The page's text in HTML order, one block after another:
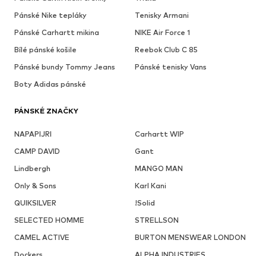
Pánské Nike tepláky
Tenisky Armani
Pánské Carhartt mikina
NIKE Air Force 1
Bílé pánské košile
Reebok Club C 85
Pánské bundy Tommy Jeans
Pánské tenisky Vans
Boty Adidas pánské
PÁNSKÉ ZNAČKY
NAPAPIJRI
Carhartt WIP
CAMP DAVID
Gant
Lindbergh
MANGO MAN
Only & Sons
Karl Kani
QUIKSILVER
!Solid
SELECTED HOMME
STRELLSON
CAMEL ACTIVE
BURTON MENSWEAR LONDON